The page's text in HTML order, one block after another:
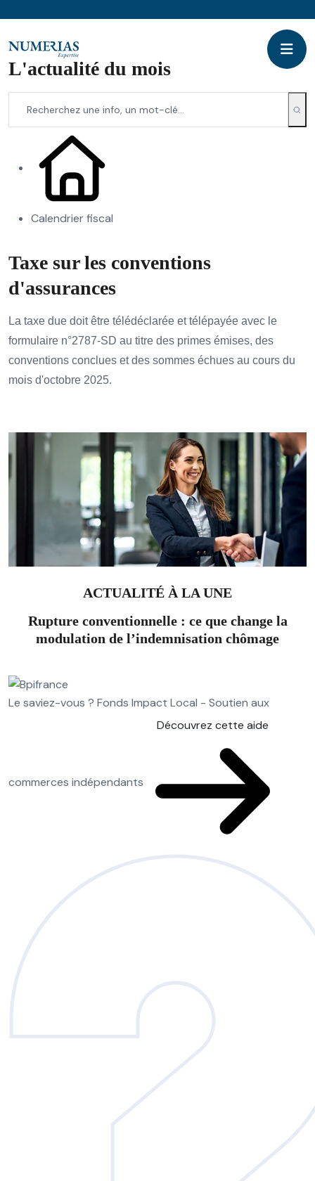
L'actualité du mois
Calendrier fiscal
Taxe sur les conventions
d'assurances
La taxe due doit être télédéclarée et télépayée avec le
formulaire n°2787-SD au titre des primes émises, des
conventions conclues et des sommes échues au cours du
mois d'octobre 2025.
ACTUALITÉ À LA UNE
Rupture conventionnelle : ce que change la
modulation de l’indemnisation chômage
Le saviez-vous ? Fonds Impact Local - Soutien aux
commerces indépendants
Découvrez cette aide